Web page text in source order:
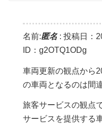
名前:匿名: 投稿日：
ID：g2OTQ1ODg
車両更新の観点から
の車両となるのは間
旅客サービスの観点
サービスを提供する